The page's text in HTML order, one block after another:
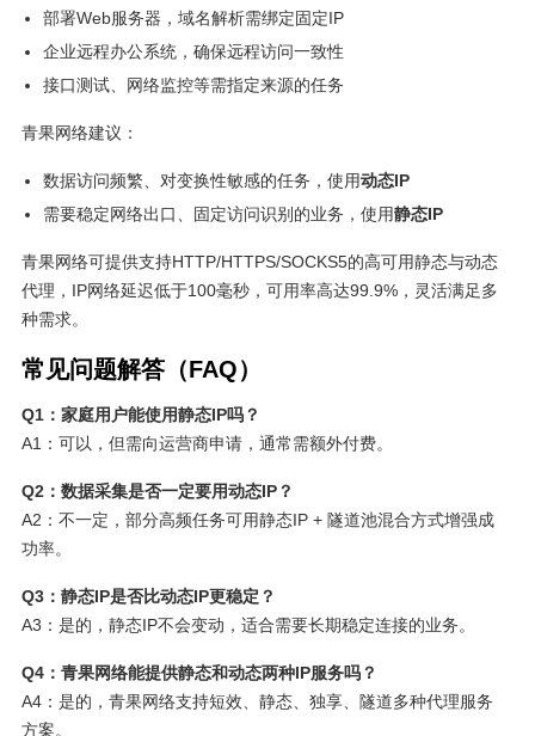
部署Web服务器，域名解析需绑定固定IP
企业远程办公系统，确保远程访问一致性
接口测试、网络监控等需指定来源的任务
青果网络建议：
数据访问频繁、对变换性敏感的任务，使用动态IP
需要稳定网络出口、固定访问识别的业务，使用静态IP
青果网络可提供支持HTTP/HTTPS/SOCKS5的高可用静态与动态
代理，IP网络延迟低于100毫秒，可用率高达99.9%，灵活满足多
种需求。
常见问题解答（FAQ）
Q1：家庭用户能使用静态IP吗？
A1：可以，但需向运营商申请，通常需额外付费。
Q2：数据采集是否一定要用动态IP？
A2：不一定，部分高频任务可用静态IP + 隧道池混合方式增强成
功率。
Q3：静态IP是否比动态IP更稳定？
A3：是的，静态IP不会变动，适合需要长期稳定连接的业务。
Q4：青果网络能提供静态和动态两种IP服务吗？
A4：是的，青果网络支持短效、静态、独享、隧道多种代理服务
方案。